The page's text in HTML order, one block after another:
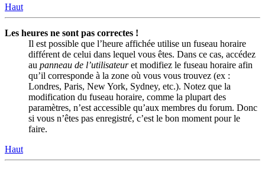
Haut
Les heures ne sont pas correctes !
Il est possible que l’heure affichée utilise un fuseau horaire
différent de celui dans lequel vous êtes. Dans ce cas, accédez
au panneau de l’utilisateuret modifiez le fuseau horaire afin
qu’il corresponde à la zone où vous vous trouvez (ex :
Londres, Paris, New York, Sydney, etc.). Notez que la
modification du fuseau horaire, comme la plupart des
paramètres, n’est accessible qu’aux membres du forum. Donc
si vous n’êtes pas enregistré, c’est le bon moment pour le
faire.
Haut